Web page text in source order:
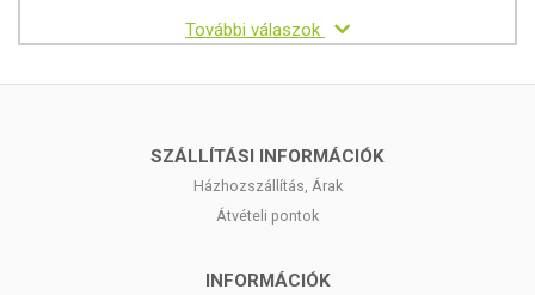
További válaszok
SZÁLLÍTÁSI INFORMÁCIÓK
Házhozszállítás, Árak
Átvételi pontok
INFORMÁCIÓK